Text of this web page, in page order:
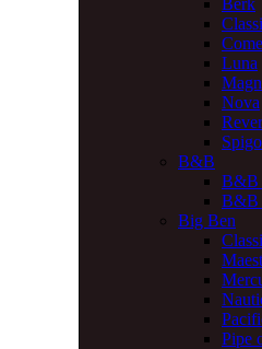
Berk
Luna
Nova
B&B
B&B
B&B
Big Ben
Pipe